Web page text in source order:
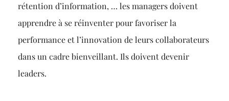
rétention d’information, … les managers doivent
apprendre à se réinventer pour favoriser la
performance et l’innovation de leurs collaborateurs
dans un cadre bienveillant. Ils doivent devenir
leaders.